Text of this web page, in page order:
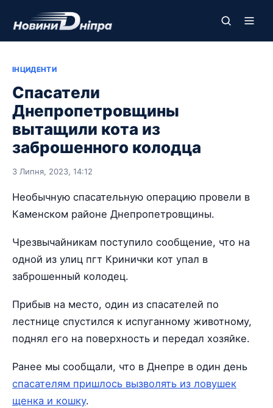
ІНЦИДЕНТИ
Спасатели
Днепропетровщины
вытащили кота из
заброшенного колодца
3 Липня, 2023, 14:12
Необычную спасательную операцию провели в
Каменском районе Днепропетровщины.
Чрезвычайникам поступило сообщение, что на
одной из улиц пгт Кринички кот упал в
заброшенный колодец.
Прибыв на место, один из спасателей по
лестнице спустился к испуганному животному,
поднял его на поверхность и передал хозяйке.
Ранее мы сообщали, что в Днепре в один день
спасателям пришлось вызволять из ловушек
щенка и кошку.